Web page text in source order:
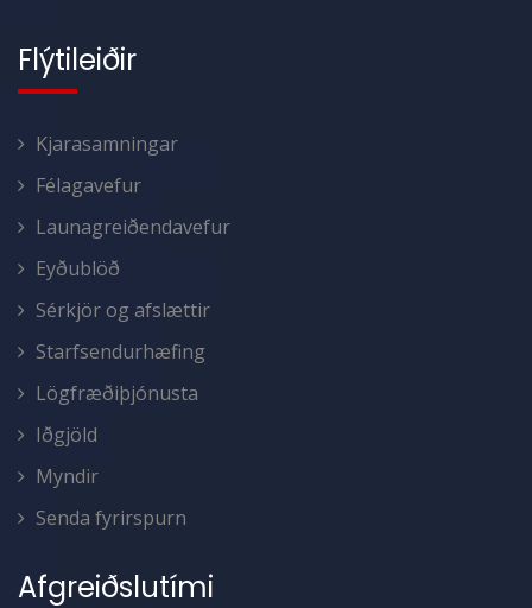
Flýtileiðir
Kjarasamningar
Félagavefur
Launagreiðendavefur
Eyðublöð
Sérkjör og afslættir
Starfsendurhæfing
Lögfræðiþjónusta
Iðgjöld
Myndir
Senda fyrirspurn
Afgreiðslutími